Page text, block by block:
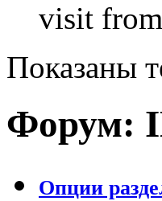
visit
Показаны
Форум:
Опции